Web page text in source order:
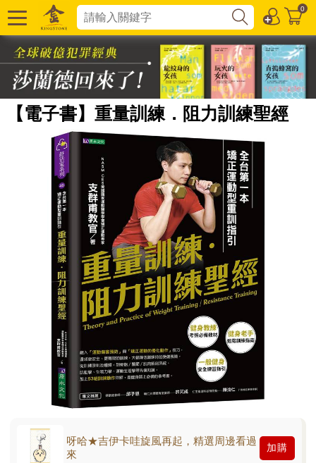
0
【電子書】重量訓練．阻力訓練聖經
呀哈★吉伊卡哇旋風再起，精選周邊看過
來
加購